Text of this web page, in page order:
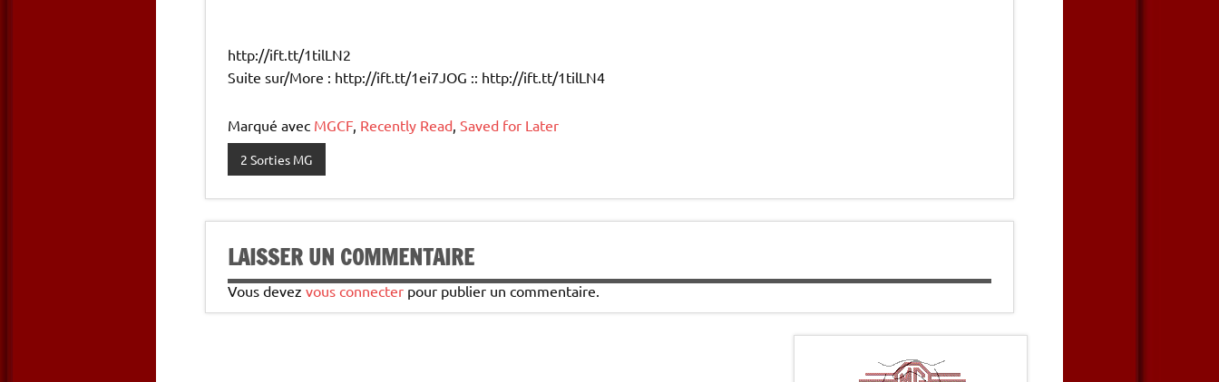
http://ift.tt/1tilLN2
Suite sur/More : http://ift.tt/1ei7JOG :: http://ift.tt/1tilLN4
Marqué avec MGCF, Recently Read, Saved for Later
2 Sorties MG
LAISSER UN COMMENTAIRE
Vous devez vous connecter pour publier un commentaire.